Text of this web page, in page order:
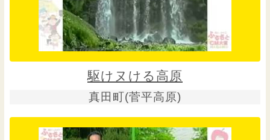
駆けヌける高原
真田町(菅平高原)